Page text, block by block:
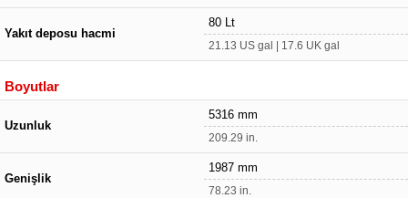
Yakıt deposu hacmi
80 Lt
21.13 US gal | 17.6 UK gal
Boyutlar
Uzunluk
5316 mm
209.29 in.
Genişlik
1987 mm
78.23 in.